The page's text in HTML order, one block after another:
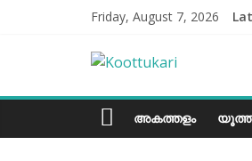
Friday, August 7, 2026
Kottukariഅകത്തളം